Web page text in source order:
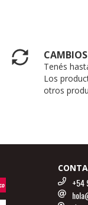
CAMBIOS
Tenés
Los
otros
+54